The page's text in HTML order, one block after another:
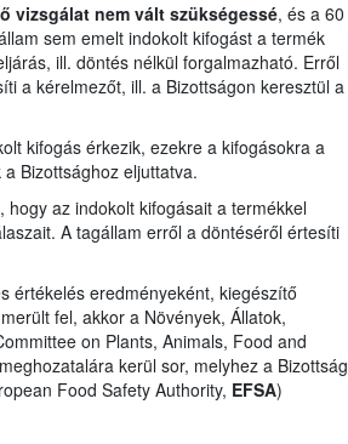
vizsgálat nem vált szükségessé, és a 60
sem emelt indokolt kifogást a termék
ill. döntés nélkül forgalmazható. Erről
a kérelmezőt, ill. a Bizottságon keresztül a
kifogás érkezik, ezekre a kifogásokra a
Bizottsághoz eljuttatva.
az indokolt kifogásait a termékkel
A tagállam erről a döntéséről értesíti
értékelés eredményeként, kiegészítő
fel, akkor a Növények, Állatok,
on Plants, Animals, Food and
kerül sor, melyhez a Bizottság
Food Safety Authority, EFSA)